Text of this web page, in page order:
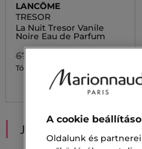
LANCÔME
TRESOR
La Nuit Tresor Vanile
Noire Eau de Parfum
67 900,00 Ft
Tól 24 010,00 Ft
3 kiszerelésben
JAVASOLT NEKED
A cookie
Oldalunk és